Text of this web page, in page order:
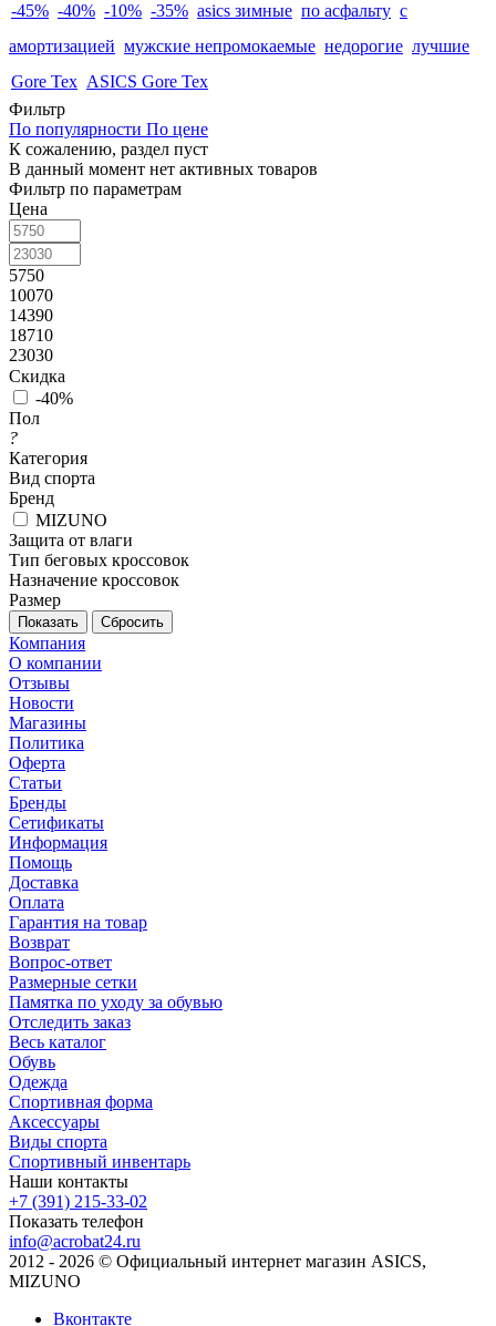
-45% -40% -10% -35% asics зимные по асфальту с
амортизацией мужские непромокаемые недорогие лучшие
Gore Tex ASICS Gore Tex
Фильтр
По популярности По цене
К сожалению, раздел пуст
В данный момент нет активных товаров
Фильтр по параметрам
Цена
5750
10070
14390
18710
23030
Скидка
-40%
Пол
?
Категория
Вид спорта
Бренд
MIZUNO
Защита от влаги
Тип беговых кроссовок
Назначение кроссовок
Размер
Сбросить
Компания
О компании
Отзывы
Новости
Магазины
Политика
Оферта
Статьи
Бренды
Сетификаты
Информация
Помощь
Доставка
Оплата
Гарантия на товар
Возврат
Вопрос-ответ
Размерные сетки
Памятка по уходу за обувью
Отследить заказ
Весь каталог
Обувь
Одежда
Спортивная форма
Аксессуары
Виды спорта
Спортивный инвентарь
Наши контакты
+7 (391) 215-33-02
Показать телефон
info@acrobat24.ru
2012 - 2026 © Официальный интернет магазин ASICS,
MIZUNO
Вконтакте